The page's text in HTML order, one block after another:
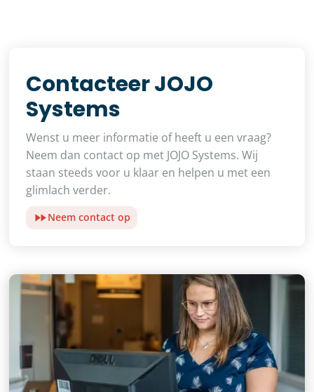
Contacteer JOJO
Systems
Wenst u meer informatie of heeft u een vraag?
Neem dan contact op met JOJO Systems. Wij
staan steeds voor u klaar en helpen u met een
glimlach verder.
Neem contact op